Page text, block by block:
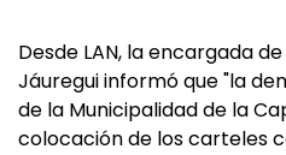
Desde LAN, la encargada
Jáuregui informó que "la
de la Municipalidad de la
colocación de los carteles